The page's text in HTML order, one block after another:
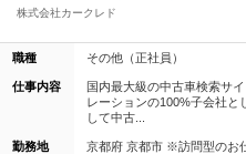
株式会社カークレド
職種 その他（正社員）
仕事内容
国内最大級の中古車検索サ
レーションの100%子会社と
して中古...
勤務地 京都府 京都市 ※訪問型のお